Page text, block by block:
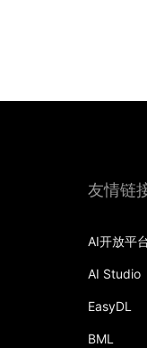
友情链
AI开放平
AI Studio
EasyDL
BML